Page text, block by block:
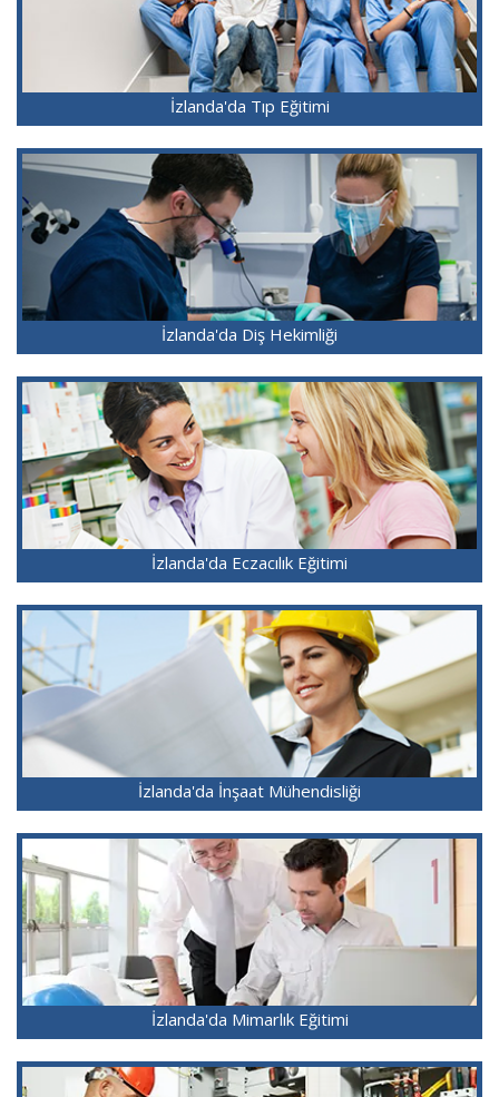
İzlanda'da Tıp Eğitimi
İzlanda'da Diş Hekimliği
İzlanda'da Eczacılık Eğitimi
İzlanda'da İnşaat Mühendisliği
İzlanda'da Mimarlık Eğitimi